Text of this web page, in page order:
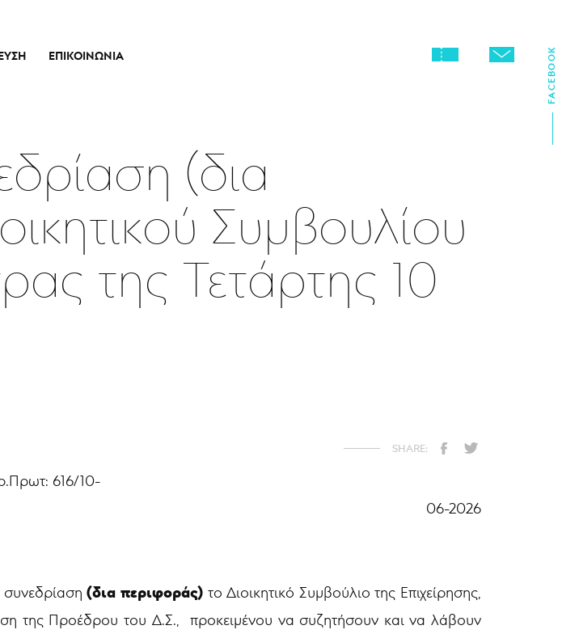
ΕΠΙΚΟΙΝΩΝΊΑ
FACEBOOK
(δια
Συμβουλίου
της Τετάρτης 10
10-
06-2026
(δια περιφοράς)το Διοικητικό Συμβούλιο της Επιχείρησης,
της Προέδρου του Δ.Σ., προκειμένου να συζητήσουν και να λάβουν